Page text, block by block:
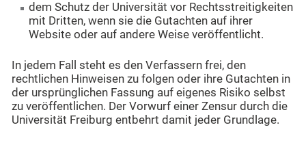
dem Schutz der Universität vor Rechtsstreitigkeiten
mit Dritten, wenn sie die Gutachten auf ihrer
Website oder auf andere Weise veröffentlicht.
In jedem Fall steht es den Verfassern frei, den
rechtlichen Hinweisen zu folgen oder ihre Gutachten in
der ursprünglichen Fassung auf eigenes Risiko selbst
zu veröffentlichen. Der Vorwurf einer Zensur durch die
Universität Freiburg entbehrt damit jeder Grundlage.